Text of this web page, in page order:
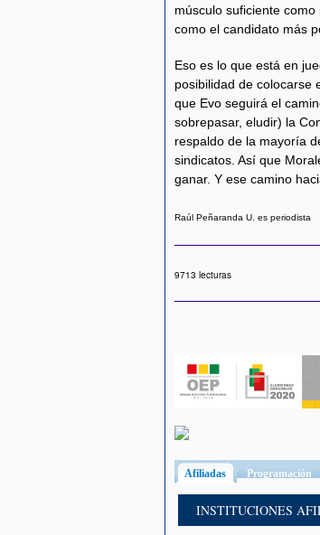
músculo suficiente
como el candidato más
Eso es lo que está en
posibilidad de colocarse
que Evo seguirá el
sobrepasar, eludir) la
respaldo de la mayoría
sindicatos. Así que
ganar. Y ese camino
Raúl Peñaranda U. es periodista
9713 lecturas
Afiliadas (solapa activa)
Programación
INSTITUCIONES